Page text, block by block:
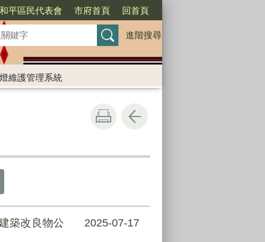
和平區民代表會 市府首頁 回首頁
進階搜尋
維護管理系統
築改良物公
2025-07-17